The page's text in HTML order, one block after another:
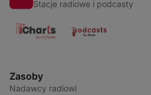
Stacje radiowe i podcasty
Zasoby
Nadawcy radiowi